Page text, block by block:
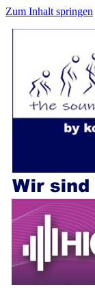
Zum Inhalt springen